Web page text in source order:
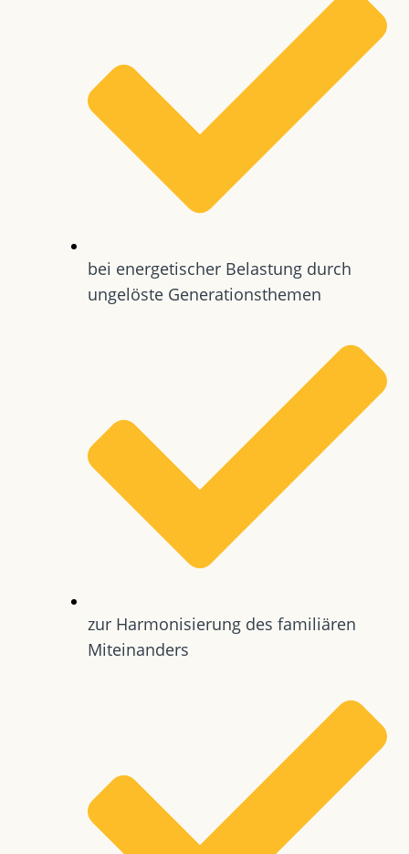
bei energetischer Belastung durch
ungelöste Generationsthemen
zur Harmonisierung des familiären
Miteinanders